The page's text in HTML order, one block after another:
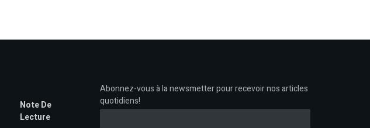
Note De
Lecture
Abonnez-vous à la newsmetter pour recevoir nos articles
quotidiens!